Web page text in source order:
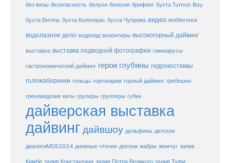
без визы безопасность белухи билогия брифинг бухта Tumon Bay
бухта Витязь бухта Кологерас бухта Чупрова видео воббегонги
водолазное дело водопад волонтеры высокогорный дайвинг
выставка выставка подводной фотографии гаммарусы
гастрономический дайвинг герои глубины гидрокостюмы
голожаберники гольцы горгонарии горный дайвинг гребешки
гренландские киты груперы групперы губки
дайверская выставка
дайвингдайвшоу дельфины детское
диалогиMDS2024 дневные чтения дюгони жабры жемчуг залив